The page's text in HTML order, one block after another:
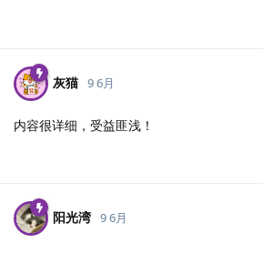
灰猫 9 6月
内容很详细，受益匪浅！
阳光湾 9 6月